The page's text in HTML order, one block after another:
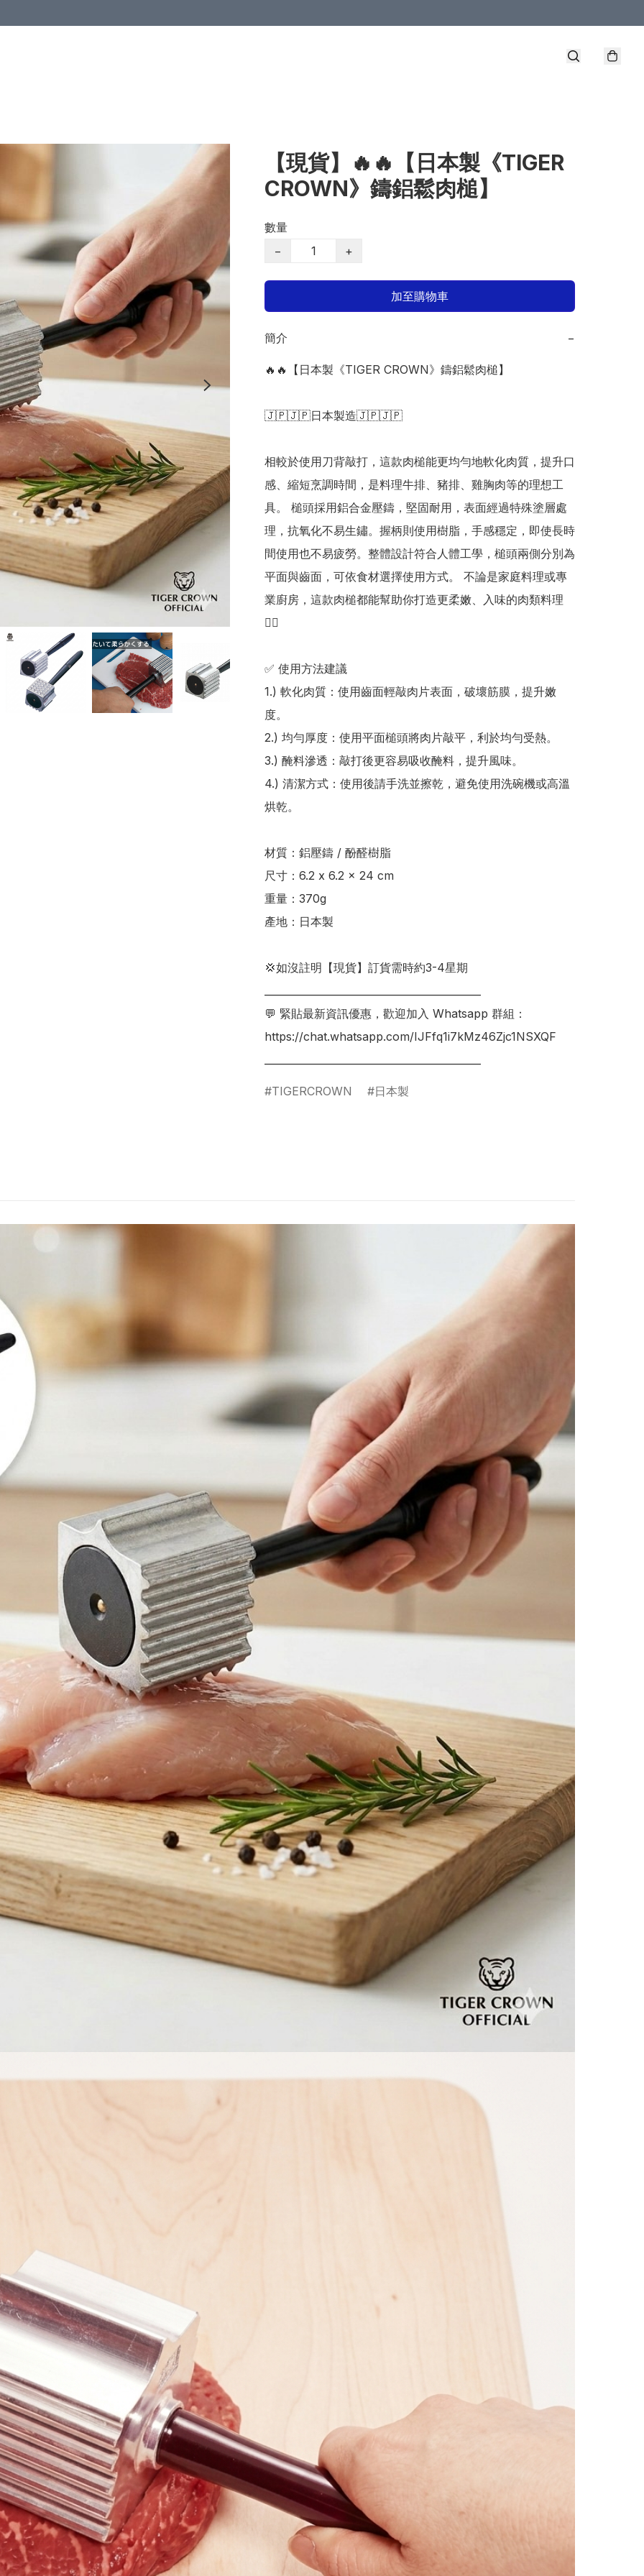
【現貨】🔥🔥【日本製《TIGER
CROWN》鑄鋁鬆肉槌】
數量
−
+
加至購物車
簡介 −
🔥🔥【日本製《TIGER CROWN》鑄鋁鬆肉槌】
🇯🇵🇯🇵日本製造🇯🇵🇯🇵
相較於使用刀背敲打，這款肉槌能更均勻地軟化肉質，提升口
感、縮短烹調時間，是料理牛排、豬排、雞胸肉等的理想工
具。 槌頭採用鋁合金壓鑄，堅固耐用，表面經過特殊塗層處
理，抗氧化不易生鏽。握柄則使用樹脂，手感穩定，即使長時
間使用也不易疲勞。整體設計符合人體工學，槌頭兩側分別為
平面與齒面，可依食材選擇使用方式。 不論是家庭料理或專
業廚房，這款肉槌都能幫助你打造更柔嫩、入味的肉類料理
👍🏻
✅ 使用方法建議
1.) 軟化肉質：使用齒面輕敲肉片表面，破壞筋膜，提升嫩
度。
2.) 均勻厚度：使用平面槌頭將肉片敲平，利於均勻受熱。
3.) 醃料滲透：敲打後更容易吸收醃料，提升風味。
4.) 清潔方式：使用後請手洗並擦乾，避免使用洗碗機或高溫
烘乾。
材質：鋁壓鑄 / 酚醛樹脂
尺寸：‎6.2 x 6.2 x 24 cm
重量：370g
產地：日本製
💢如沒註明【現貨】訂貨需時約3-4星期
💬 緊貼最新資訊優惠，歡迎加入 Whatsapp 群組：
https://chat.whatsapp.com/IJFfq1i7kMz46Zjc1NSXQF
TIGERCROWN 日本製